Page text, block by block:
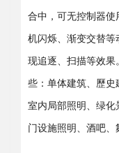
合中，可无控制器
机闪烁、渐变交替
现追逐、扫描等效
些：单体建筑、歷史
室内局部照明、绿
门设施照明、酒吧、